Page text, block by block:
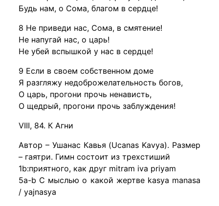
Будь нам, о Сома, благом в сердце!
8 Не приведи нас, Сома, в смятение!
Не напугай нас, о царь!
Не убей вспышкой у нас в сердце!
9 Если в своем собственном доме
Я разгляжу недоброжелательность богов,
О царь, прогони прочь ненависть,
О щедрый, прогони прочь заблуждения!
VIII, 84. К Агни
Автор – Ушанас Кавья (Ucanas Kavya). Размер
– гаятри. Гимн состоит из трехстиший
1b:приятного, как друг mitram iva priyam
5a-b С мыслью о какой жертве kasya manasa
/ yajnasya